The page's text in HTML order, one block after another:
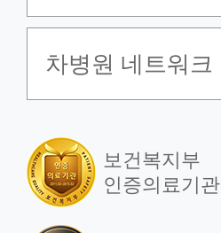
차병원 네트워크
보건복지부
인증의료기관